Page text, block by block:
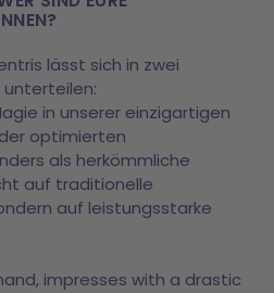
lässt sich in zwei
in unserer einzigartigen
optimierten
als herkömmliche
auf traditionelle
auf leistungsstarke
impresses with a drastic